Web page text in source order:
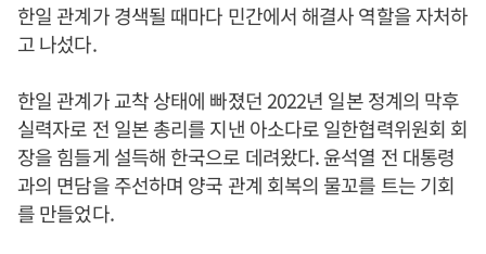
한일 관계가 경색될 때마다 민간에서 해결사 역할을 자처하
고 나섰다.
한일 관계가 교착 상태에 빠졌던 2022년 일본 정계의 막후
실력자로 전 일본 총리를 지낸 아소다로 일한협력위원회 회
장을 힘들게 설득해 한국으로 데려왔다. 윤석열 전 대통령
과의 면담을 주선하며 양국 관계 회복의 물꼬를 트는 기회
를 만들었다.